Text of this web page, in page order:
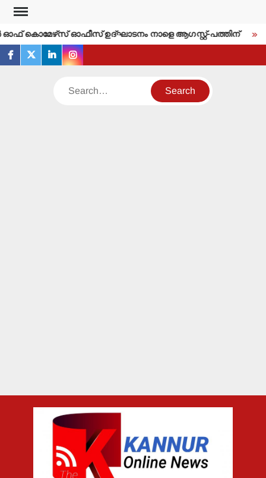
Skip
content
ഓഫ് കൊമേഴ്‌സ് ഓഫീസ് ഉദ്ഘാടനം നാളെ ആഗസ്റ്റ്-പത്തിന്
facebook
twitterlinkedininstagram
Search